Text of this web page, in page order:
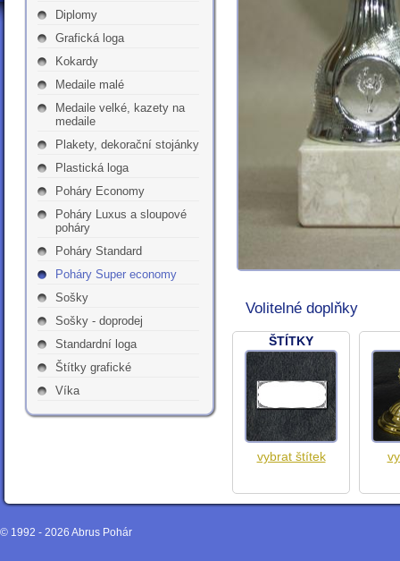
Diplomy
Grafická loga
Kokardy
Medaile malé
Medaile velké, kazety na
medaile
Plakety, dekorační stojánky
Plastická loga
Poháry Economy
Poháry Luxus a sloupové
poháry
Poháry Standard
Poháry Super economy
Sošky
Sošky - doprodej
Standardní loga
Štítky grafické
Víka
Volitelné doplňky
ŠTÍTKY
vybrat štítek
© 1992 - 2026 Abrus Pohár